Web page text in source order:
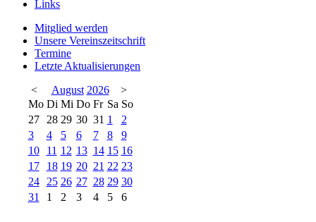
Links
Mitglied werden
Unsere Vereinszeitschrift
Termine
Letzte Aktualisierungen
<
August 2026
>
Mo Di Mi Do Fr Sa So
27
28 29 30 31 1
2
3
4 5 6 7 8
9
10
11 12 13 14 15 16
17
18 19 20 21 22 23
24
25 26 27 28 29 30
31
1 2 3 4 5 6